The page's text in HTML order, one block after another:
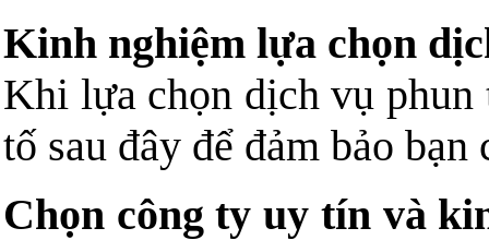
Kinh nghiệm lựa chọn
Khi lựa chọn dịch vụ phun
tố sau đây để đảm bảo
Chọn công ty uy tín và